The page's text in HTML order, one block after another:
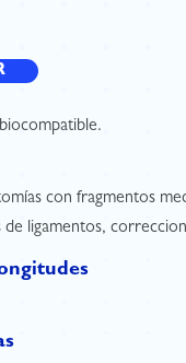
con fragmentos
de ligamentos,